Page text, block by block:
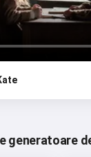
generatoare